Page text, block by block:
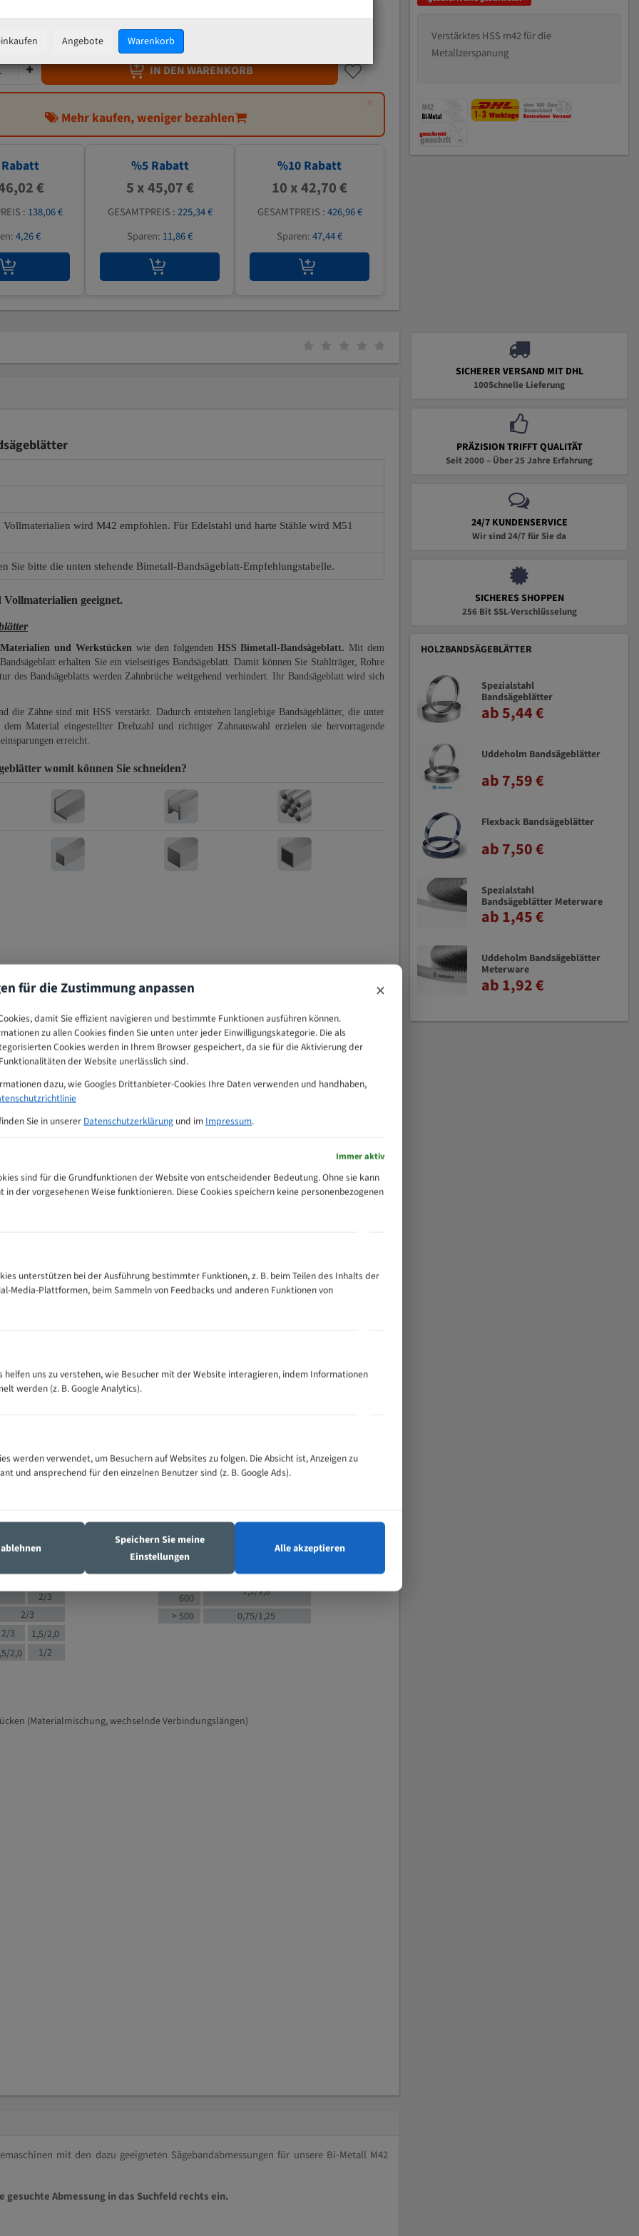
47,44 €
zzgl.Versandkosten
IN DEN WARENKORB
×
Mehr kaufen, weniger bezahlen
€
: 138,06 €
4,26 €
%5Rabatt
5 x 45,07 €
GESAMTPREIS :225,34 €
Sparen: 11,86 €
%10 Rabatt
10 x 42,70 €
GESAMTPREIS :426,96 €
Sparen:47,44 €
Verstärktes HSS m42 für die
Metallzerspanung
wird M42 empfohlen. Für Edelstahl und harte Stähle wird M51
Sie bitte die unten stehende Bimetall-Bandsägeblatt-Empfehlungstabelle.
geeignet.
und Werkstücken wie den folgenden HSS Bimetall-Bandsägeblatt. Mit dem
erhalten Sie ein vielseitiges Bandsägeblatt. Damit können Sie Stahlträger, Rohre
des Bandsägeblatts werden Zahnbrüche weitgehend verhindert. Ihr Bandsägeblatt wird sich
die Zähne sind mit HSS verstärkt. Dadurch entstehen langlebige Bandsägeblätter, die unter
Material eingestellter Drehzahl und richtiger Zahnauswahl erzielen sie hervorragende
erreicht.
womit können Sie schneiden?
Tabelle
300
500
4/6
4/6
4/5
4/5
2/3
2/3
2/3
1,5/2,0
2,0 1/2
M (mm)
Zähne pro
Zoll (ZpZ))
35 - 70
5/8
130 -
350
150 -
600
1,1/1,6
> 500
0,75/1,25
(Materialmischung, wechselnde Verbindungslängen)
mit den dazu geeigneten Sägebandabmessungen für unsere Bi-Metall M42
Abmessung in das Suchfeld rechts ein.
SICHERER VERSAND MIT DHL
100Schnelle Lieferung
PRÄZISION TRIFFT QUALITÄT
Seit 2000 – Über 25 Jahre Erfahrung
24/7 KUNDENSERVICE
Wir sind 24/7 für Sie da
SICHERES SHOPPEN
256 Bit SSL-Verschlüsselung
HOLZBANDSÄGEBLÄTTER
Spezialstahl
Bandsägeblätter
ab 5,44 €
Uddeholm Bandsägeblätter
ab 7,59 €
Flexback Bandsägeblätter
ab 7,50 €
Spezialstahl
Bandsägeblätter Meterware
ab 1,45 €
Uddeholm Bandsägeblätter
Meterware
ab 1,92 €
Angebote Warenkorb
für die Zustimmung anpassen ×
damit Sie effizient navigieren und bestimmte Funktionen ausführen können.
zu allen Cookies finden Sie unten unter jeder Einwilligungskategorie. Die als
Cookies werden in Ihrem Browser gespeichert, da sie für die Aktivierung der
der Website unerlässlich sind.
dazu, wie Googles Drittanbieter-Cookies Ihre Daten verwenden und handhaben,
Sie in unserer Datenschutzerklärung und im Impressum.
Immer aktiv
sind für die Grundfunktionen der Website von entscheidender Bedeutung. Ohne sie kann
in der vorgesehenen Weise funktionieren. Diese Cookies speichern keine personenbezogenen
unterstützen bei der Ausführung bestimmter Funktionen, z. B. beim Teilen des Inhalts der
Media-Plattformen, beim Sammeln von Feedbacks und anderen Funktionen von
helfen uns zu verstehen, wie Besucher mit der Website interagieren, indem Informationen
werden (z. B. Google Analytics).
werden verwendet, um Besuchern auf Websites zu folgen. Die Absicht ist, Anzeigen zu
und ansprechend für den einzelnen Benutzer sind (z. B. Google Ads).
Speichern Sie meine
Einstellungen
Alle akzeptieren